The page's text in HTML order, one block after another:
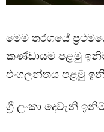
මෙම තරගයේ
කණ්ඩායම පළමු
එංගලන්තය පළමු
ශ්‍රී ලංකා දෙවැනි